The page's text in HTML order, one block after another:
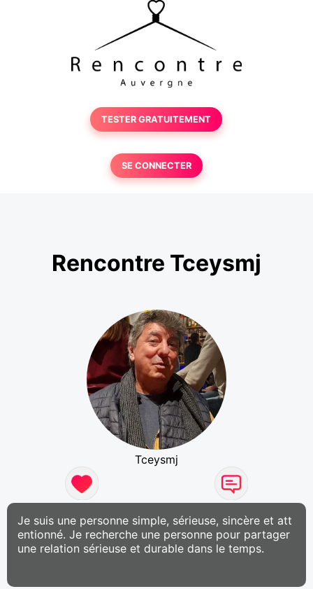
TESTER GRATUITEMENT
SE CONNECTER
Rencontre Tceysmj
Tceysmj
Je suis une personne simple, sérieuse, sincère et att
entionné. Je recherche une personne pour partager
une relation sérieuse et durable dans le temps.